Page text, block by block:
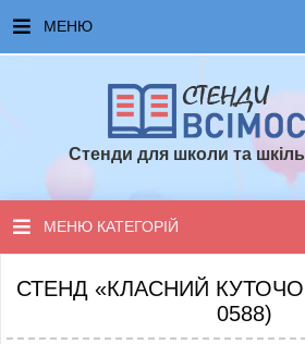
МЕНЮ
ЧАСТІ ЗАПИТАННЯ ТА ВІДПОВІДІ
ТОПОВІ ПРОПОЗИЦІЇ
Стенди для школи та
МЕНЮ КАТЕГОРІЙ
СТЕНДИ ДЛЯ НУШ
СТЕНДИ ДЛЯ ПОЧАТКОВОЇ
СТЕНД «КЛАСНИЙ
0588)